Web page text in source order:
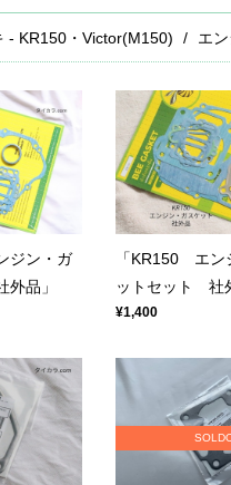
- KR150・Victor(M150) エ
ジン・ガ
品」
「KR150 エン
ットセット 社
¥1,400